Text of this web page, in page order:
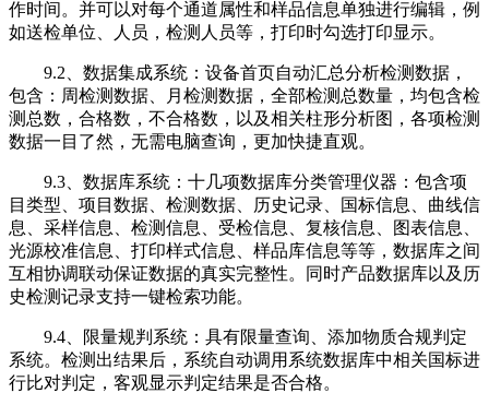
作时间。并可以对每个通道属性和样品信息单独进行编辑，例
如送检单位、人员，检测人员等，打印时勾选打印显示。
9.2、数据集成系统：设备首页自动汇总分析检测数据，
包含：周检测数据、月检测数据，全部检测总数量，均包含检
测总数，合格数，不合格数，以及相关柱形分析图，各项检测
数据一目了然，无需电脑查询，更加快捷直观。
9.3、数据库系统：十几项数据库分类管理仪器：包含项
目类型、项目数据、检测数据、历史记录、国标信息、曲线信
息、采样信息、检测信息、受检信息、复核信息、图表信息、
光源校准信息、打印样式信息、样品库信息等等，数据库之间
互相协调联动保证数据的真实完整性。同时产品数据库以及历
史检测记录支持一键检索功能。
9.4、限量规判系统：具有限量查询、添加物质合规判定
系统。检测出结果后，系统自动调用系统数据库中相关国标进
行比对判定，客观显示判定结果是否合格。